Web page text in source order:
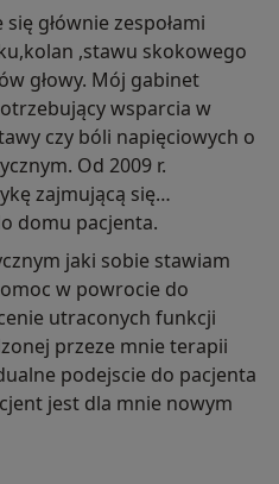
głównie zespołami
,stawu skokowego
głowy. Mój gabinet
wsparcia w
czy bóli napięciowych o
Od 2009 r.
zajmującą się
domu pacjenta.
jaki sobie stawiam
w powrocie do
utraconych funkcji
przeze mnie terapii
podejscie do pacjenta
jest dla mnie nowym